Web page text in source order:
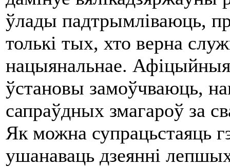
ўлады падтрымліваюць,
толькі тых, хто верна
нацыянальнае.
ўстановы замоўчваюць,
сапраўдных змагароў за
Як можна супрацьстаяць
ушанаваць дзеянні